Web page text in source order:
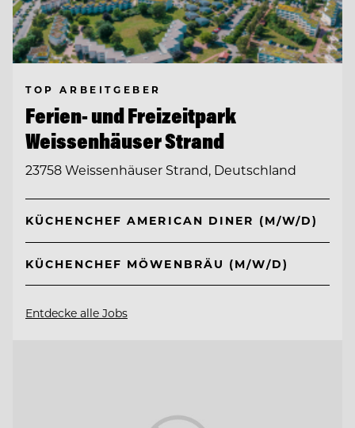
TOP ARBEITGEBER
Ferien- und Freizeitpark
Weissenhäuser Strand
23758 Weissenhäuser Strand, Deutschland
KÜCHENCHEF AMERICAN DINER (M/W/D)
KÜCHENCHEF MÖWENBRÄU (M/W/D)
Entdecke alle Jobs